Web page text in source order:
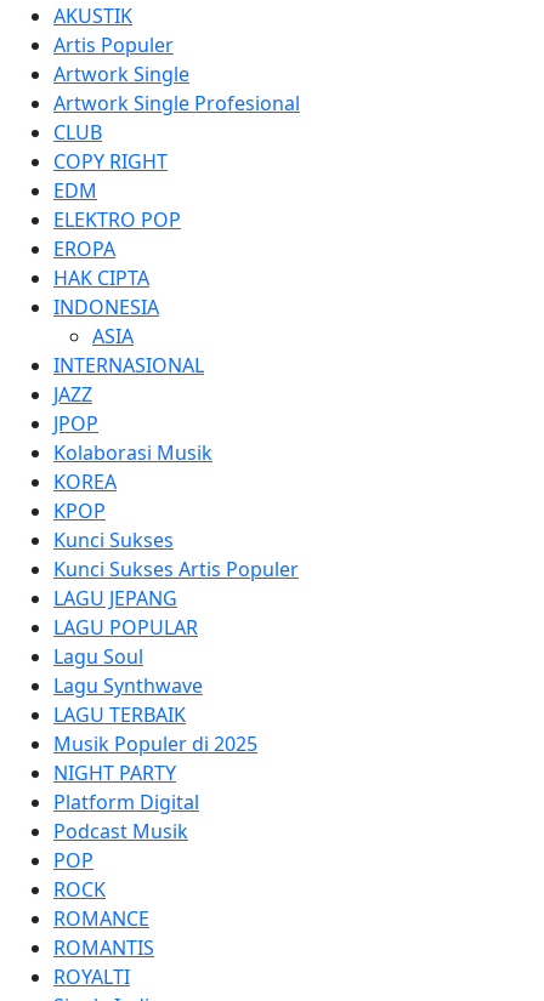
AKUSTIK
Artis Populer
Artwork Single
Artwork Single Profesional
CLUB
COPY RIGHT
EDM
ELEKTRO POP
EROPA
HAK CIPTA
INDONESIA
ASIA
INTERNASIONAL
JAZZ
JPOP
Kolaborasi Musik
KOREA
KPOP
Kunci Sukses
Kunci Sukses Artis Populer
LAGU JEPANG
LAGU POPULAR
Lagu Soul
Lagu Synthwave
LAGU TERBAIK
Musik Populer di 2025
NIGHT PARTY
Platform Digital
Podcast Musik
POP
ROCK
ROMANCE
ROMANTIS
ROYALTI